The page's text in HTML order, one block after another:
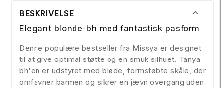
BESKRIVELSE
Elegant blonde-bh med fantastisk pasform
Denne populære bestseller fra Missya er designet
til at give optimal støtte og en smuk silhuet. Tanya
bh'en er udstyret med bløde, formstøbte skåle, der
omfavner barmen og sikrer en jævn overgang uden